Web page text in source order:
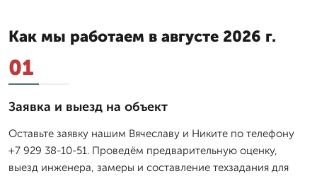
Как мы работаем в августе 2026 г.
01
Заявка и выезд на объект
Оставьте заявку нашим Вячеславу и Никите по телефону
+7 929 38-10-51. Проведём предварительную оценку,
выезд инженера, замеры и составление техзадания для